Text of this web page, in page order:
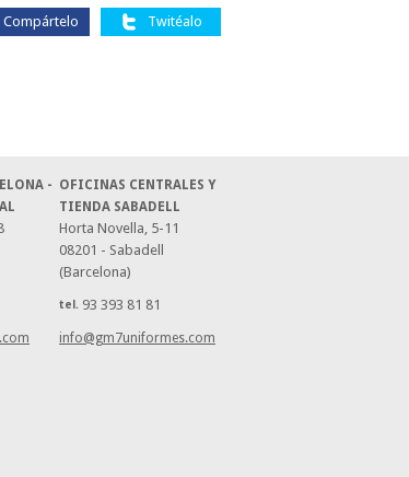
Compártelo Twitéalo
OFICINAS CENTRALES Y
TIENDA SABADELL
Horta Novella, 5-11
08201 - Sabadell
(Barcelona)
tel. 93 393 81 81
info@gm7uniformes.com
-